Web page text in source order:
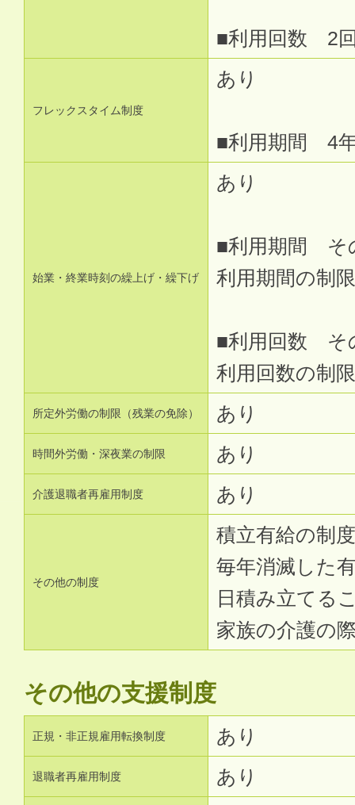
■利用回数 2
フレックスタイム制度
あり
■利用期間 4
始業・終業時刻の繰上げ・繰下げ
あり
■利用期間 そ
利用期間の制
■利用回数 そ
利用回数の制
所定外労働の制限（残業の免除） あり
時間外労働・深夜業の制限 あり
介護退職者再雇用制度 あり
その他の制度
積立有給の制
毎年消滅した
日積み立てる
家族の介護の
その他の支援制度
正規・非正規雇用転換制度 あり
退職者再雇用制度 あり